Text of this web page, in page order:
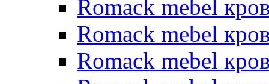
Romack mebel
Romack mebel
Romack mebel